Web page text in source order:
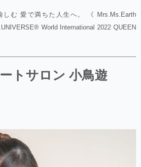
しむ 愛で満ちた人生へ。 《 Mrs.Ms.Earth
World International 2022 QUEEN
トサロン 小鳥遊